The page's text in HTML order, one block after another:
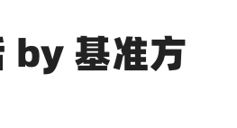
by 基准方